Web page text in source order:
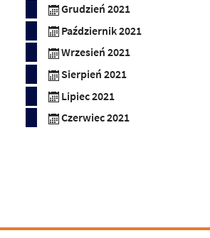
Grudzień 2021
Październik 2021
Wrzesień 2021
Sierpień 2021
Lipiec 2021
Czerwiec 2021